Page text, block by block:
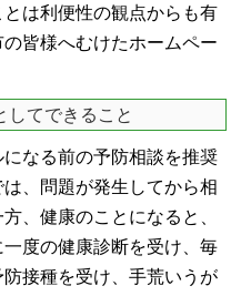
は利便性の観点からも有
皆様へむけたホームペー
してできること
なる前の予防相談を推奨
、問題が発生してから相
、健康のことになると、
度の健康診断を受け、毎
接種を受け、手荒いうが